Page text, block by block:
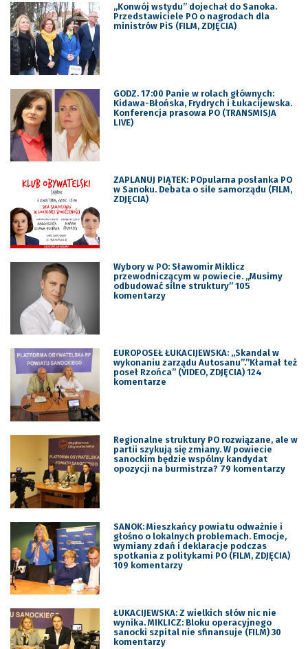
„Konwój wstydu” dojechał do Sanoka.
Przedstawiciele PO o nagrodach dla
ministrów PiS (FILM, ZDJĘCIA)
GODZ. 17:00 Panie w rolach głównych:
Kidawa-Błońska, Frydrych i Łukacijewska.
Konferencja prasowa PO (TRANSMISJA
LIVE)
ZAPLANUJ PIĄTEK: POpularna posłanka PO
w Sanoku. Debata o sile samorządu (FILM,
ZDJĘCIA)
Wybory w PO: Sławomir Miklicz
przewodniczącym w powiecie. „Musimy
odbudować silne struktury” 105
komentarzy
EUROPOSEŁ ŁUKACIJEWSKA: „Skandal w
wykonaniu zarządu Autosanu”.”Kłamał też
poseł Rzońca” (VIDEO, ZDJĘCIA) 124
komentarze
Regionalne struktury PO rozwiązane, ale w
partii szykują się zmiany. W powiecie
sanockim będzie wspólny kandydat
opozycji na burmistrza? 79 komentarzy
SANOK: Mieszkańcy powiatu odważnie i
głośno o lokalnych problemach. Emocje,
wymiany zdań i deklaracje podczas
spotkania z politykami PO (FILM, ZDJĘCIA)
109 komentarzy
ŁUKACIJEWSKA: Z wielkich słów nic nie
wynika. MIKLICZ: Bloku operacyjnego
sanocki szpital nie sfinansuje (FILM) 30
komentarzy